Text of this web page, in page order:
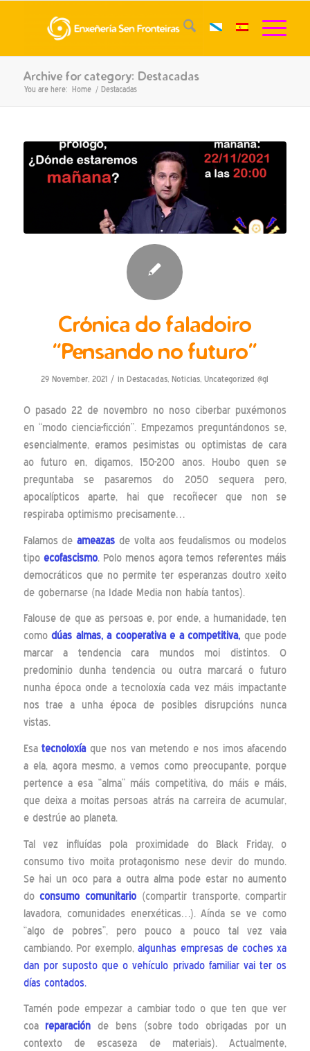
Archive for category: Destacadas
You are here: Home / Destacadas
Crónica do faladoiro
“Pensando no futuro”
29 November, 2021 / inDestacadas,Noticias,Uncategorized @gl
O pasado 22 de novembro no noso ciberbar puxémonos
en “modo ciencia-ficción”. Empezamos preguntándonos se,
esencialmente, eramos pesimistas ou optimistas de cara
ao futuro en, digamos, 150-200 anos. Houbo quen se
preguntaba se pasaremos do 2050 sequera pero,
apocalípticos aparte, hai que recoñecer que non se
respiraba optimismo precisamente…
Falamos deameazas de volta aos feudalismos ou modelos
tipo ecofascismo. Polo menos agora temos referentes máis
democráticos que no permite ter esperanzas doutro xeito
de gobernarse (na Idade Media non había tantos).
Falouse de que as persoas e, por ende, a humanidade, ten
comodúas almas, a cooperativa e a competitiva, que pode
marcar a tendencia cara mundos moi distintos. O
predominio dunha tendencia ou outra marcará o futuro
nunha época onde a tecnoloxía cada vez máis impactante
nos trae a unha época de posibles disrupcións nunca
vistas.
Esatecnoloxíaque nos van metendo e nos imos afacendo
a ela, agora mesmo, a vemos como preocupante, porque
pertence a esa “alma” máis competitiva, do máis e máis,
que deixa a moitas persoas atrás na carreira de acumular,
e destrúe ao planeta.
Tal vez influídas pola proximidade do Black Friday, o
consumo tivo moita protagonismo nese devir do mundo.
Se hai un oco para a outra alma pode estar no aumento
doconsumo comunitario (compartir transporte, compartir
lavadora, comunidades enerxéticas…). Aínda se ve como
“algo de pobres”, pero pouco a pouco tal vez vaia
cambiando. Por exemplo,algunhas empresas de coches xa
dan por suposto que o vehículo privado familiar vai ter os
días contados.
Tamén pode empezar a cambiar todo o que ten que ver
coa reparación de bens (sobre todo obrigadas por un
contexto de escaseza de materiais). Actualmente,